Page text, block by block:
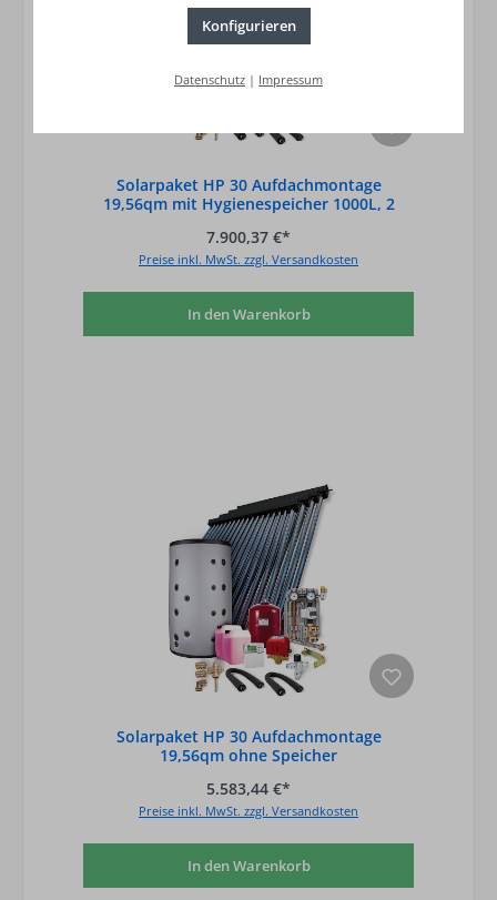
Solarpaket HP 30 Aufdachmontage
19,56qm mit Hygienespeicher 1000L, 2
7.900,37 €*
Preise inkl. MwSt. zzgl. Versandkosten
In den Warenkorb
Solarpaket HP 30 Aufdachmontage
19,56qm ohne Speicher
5.583,44 €*
Preise inkl. MwSt. zzgl. Versandkosten
In den Warenkorb
Konfigurieren
Datenschutz | Impressum